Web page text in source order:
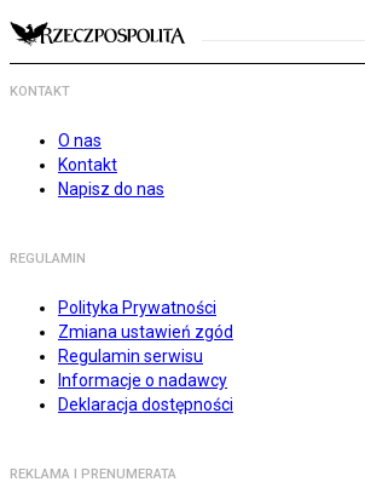
KONTAKT
O nas
Kontakt
Napisz do nas
REGULAMIN
Polityka Prywatności
Zmiana ustawień zgód
Regulamin serwisu
Informacje o nadawcy
Deklaracja dostępności
REKLAMA I PRENUMERATA